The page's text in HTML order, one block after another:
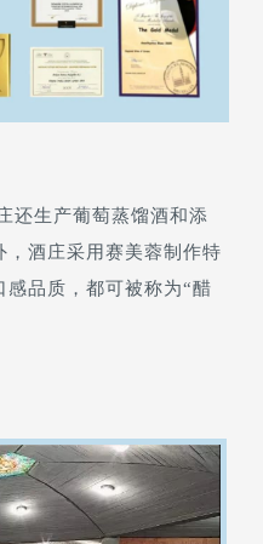
还生产葡萄蒸馏酒和添
，酒庄采用赛美蓉制作特
品质，都可被称为“醋